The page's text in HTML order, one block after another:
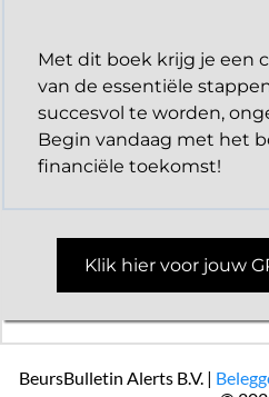
Met dit boek krijg je een
van de essentiële
succesvol te worden,
Begin vandaag met het
financiële toekomst!
Klik hier voor jouw
BeursBulletin Alerts B.V. |